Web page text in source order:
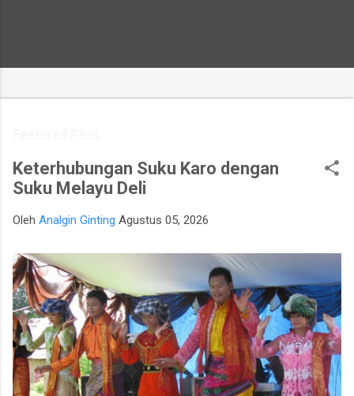
Keterhubungan Suku Karo dengan
Suku Melayu Deli
Oleh Analgin Ginting Agustus 05, 2026